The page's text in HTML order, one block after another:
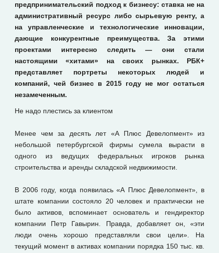
предпринимательский подход к бизнесу: ставка не на
административный ресурс либо сырьевую ренту, а
на управленческие и технологические инновации,
дающие конкурентные преимущества. За этими
проектами интересно следить — они стали
настоящими «хитами» на своих рынках. РБК+
представляет портреты некоторых людей и
компаний, чей бизнес в 2015 году не мог остаться
незамеченным.
Не надо плестись за клиентом
Менее чем за десять лет «А Плюс Девелопмент» из
небольшой петербургской фирмы сумела вырасти в
одного из ведущих федеральных игроков рынка
строительства и аренды складской недвижимости.
В 2006 году, когда появилась «А Плюс Девелопмент», в
штате компании состояло 20 человек и практически не
было активов, вспоминает основатель и гендиректор
компании Петр Гавырин. Правда, добавляет он, «эти
люди очень хорошо представляли свои цели». На
текущий момент в активах компании порядка 150 тыс. кв.